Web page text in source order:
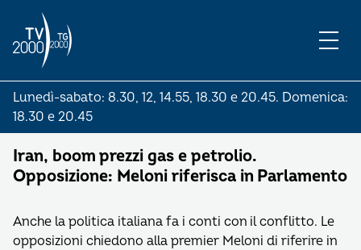
Lunedì-sabato: 8.30, 12, 14.55, 18.30 e 20.45. Domenica:
18.30 e 20.45
Iran, boom prezzi gas e petrolio.
Opposizione: Meloni riferisca in Parlamento
Anche la politica italiana fa i conti con il conflitto. Le
opposizioni chiedono alla premier Meloni di riferire in